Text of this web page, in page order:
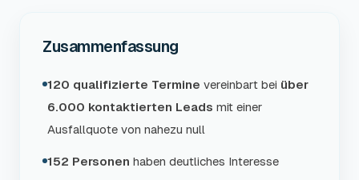
Zusammenfassung
120 qualifizierte Termine vereinbart bei über
6.000 kontaktierten Leads mit einer
Ausfallquote von nahezu null
152 Personen haben deutliches Interesse